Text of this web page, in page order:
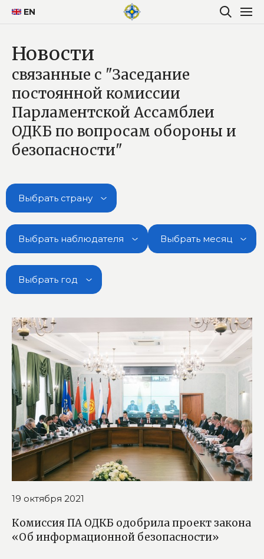
EN
Новости
связанные с "Заседание
постоянной комиссии
Парламентской Ассамблеи
ОДКБ по вопросам обороны и
безопасности"
Выбрать страну
Выбрать наблюдателя Выбрать месяц
Выбрать год
19 октября 2021
Комиссия ПА ОДКБ одобрила проект закона
«Об информационной безопасности»